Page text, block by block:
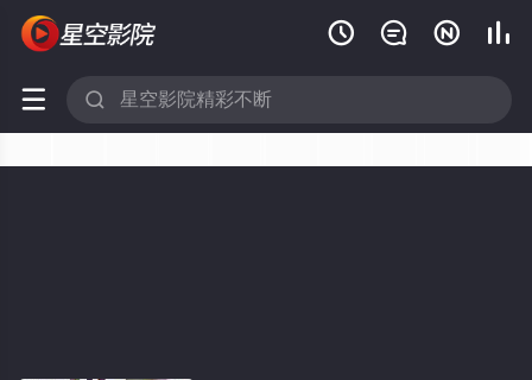
   
 